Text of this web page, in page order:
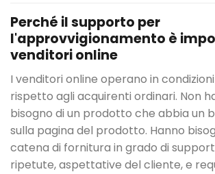
Perché il supporto per
l'approvvigionamento è
venditori online
I venditori online operano in
rispetto agli acquirenti ordinari. Non
bisogno di un prodotto che abbia un
sulla pagina del prodotto. Hanno
catena di fornitura in grado di
ripetute, aspettative del cliente, e